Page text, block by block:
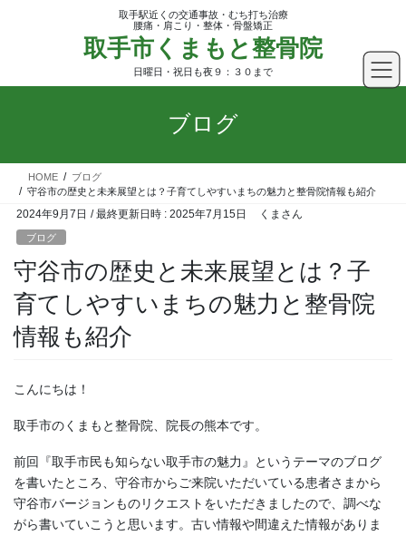
ツ
ッ
シ
移
取手駅近くの交通事故・むち打ち治療
腰痛・肩こり・整体・骨盤矯正
取手市くまもと整骨院
日曜日・祝日も夜９：３０まで
ブログ
HOME
ブログ
守谷市の歴史と未来展望とは？子育てしやすいまちの魅力と整骨院情報も紹介
2024年9月7日 / 最終更新日時 : 2025年7月15日 くまさん
ブログ
守谷市の歴史と未来展望とは？子
育てしやすいまちの魅力と整骨院
情報も紹介
こんにちは！
取手市のくまもと整骨院、院長の熊本です。
前回『取手市民も知らない取手市の魅力』というテーマのブログ
を書いたところ、守谷市からご来院いただいている患者さまから
守谷市バージョンものリクエストをいただきましたので、調べな
がら書いていこうと思います。古い情報や間違えた情報がありま